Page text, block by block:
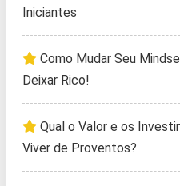
Iniciantes
Como Mudar Seu
Deixar Rico!
Qual o Valor e os
Viver de Proventos?